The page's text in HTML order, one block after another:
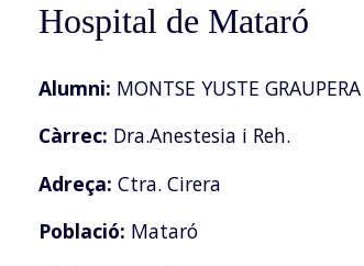
Hospital de Mataró
Alumni: MONTSE YUSTE GRAUPERA
Càrrec: Dra.Anestesia i Reh.
Adreça: Ctra. Cirera
Població: Mataró